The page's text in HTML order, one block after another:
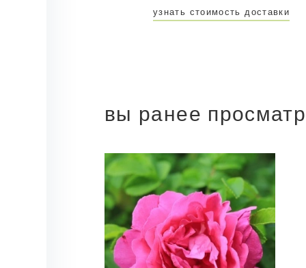
узнать стоимость доставки
вы ранее